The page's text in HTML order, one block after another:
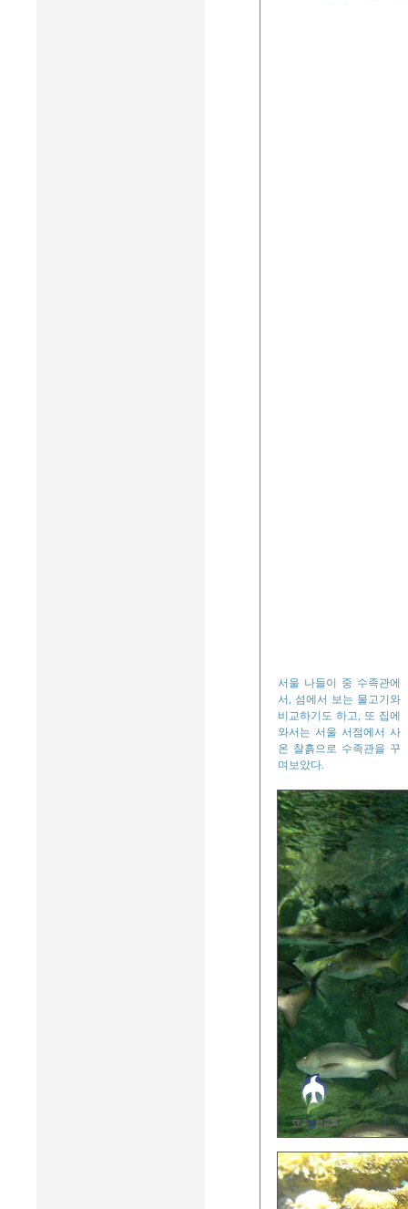
서울 나들이 중 수족관에
서, 섬에서 보는 물고기와
비교하기도 하고, 또 집에
와서는 서울 서점에서 사
온 찰흙으로 수족관을 꾸
며보았다.